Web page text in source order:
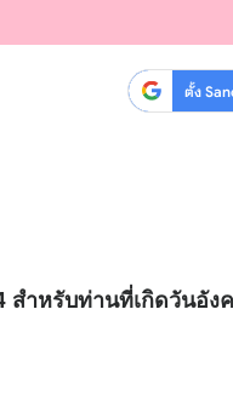
ตั้ง
สำหรับท่านที่เกิดวันอัง